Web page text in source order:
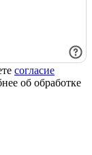
согласие
об обработке